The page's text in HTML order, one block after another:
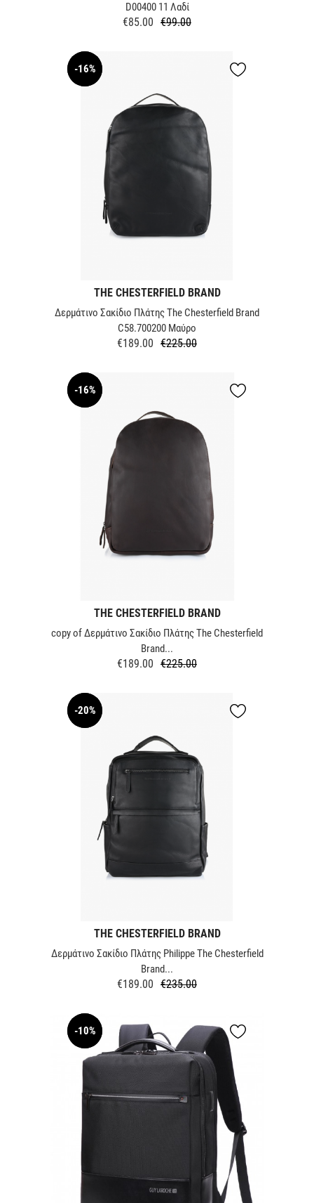
D00400 11 Λαδί
Regular
€99.00
Price
€85.00
NEW
-16%
THE CHESTERFIELD BRAND
Δερμάτινο Σακίδιο Πλάτης The Chesterfield Brand
C58.700200 Mαύρο
Regular
€225.00
Price
€189.00
NEW
-16%
THE CHESTERFIELD BRAND
copy of Δερμάτινο Σακίδιο Πλάτης The Chesterfield
Brand...
Regular
€225.00
Price
€189.00
NEW
-20%
THE CHESTERFIELD BRAND
Δερμάτινο Σακίδιο Πλάτης Philippe The Chesterfield
Brand...
Regular
€235.00
Price
€189.00
NEW
-10%